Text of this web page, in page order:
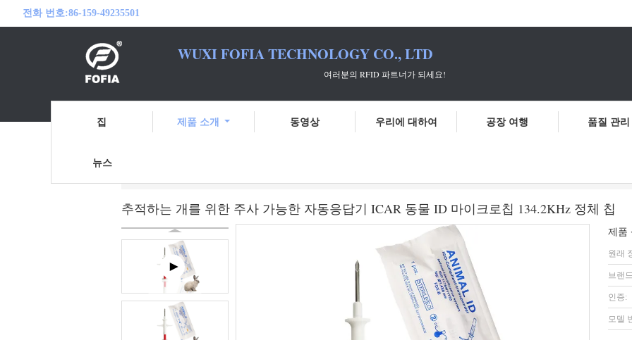
전화 번호:86-159-49235501
WUXI FOFIA TECHNOLOGY CO., LTD
여러분의 RFID 파트너가 되세요!
집 제품 소개 동영상 우리에 대하여 공장 여행 품질 관리
뉴스
추적하는 개를 위한 주사 가능한 자동응답기 ICAR 동물 ID 마이크로칩 134.2KHz 정체 칩
제품
원래
브랜
인증:
모델